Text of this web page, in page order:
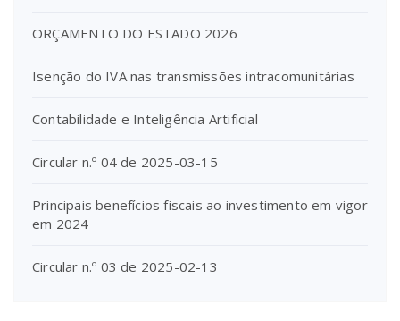
ORÇAMENTO DO ESTADO 2026
Isenção do IVA nas transmissões intracomunitárias
Contabilidade e Inteligência Artificial
Circular n.º 04 de 2025-03-15
Principais benefícios fiscais ao investimento em vigor
em 2024
Circular n.º 03 de 2025-02-13